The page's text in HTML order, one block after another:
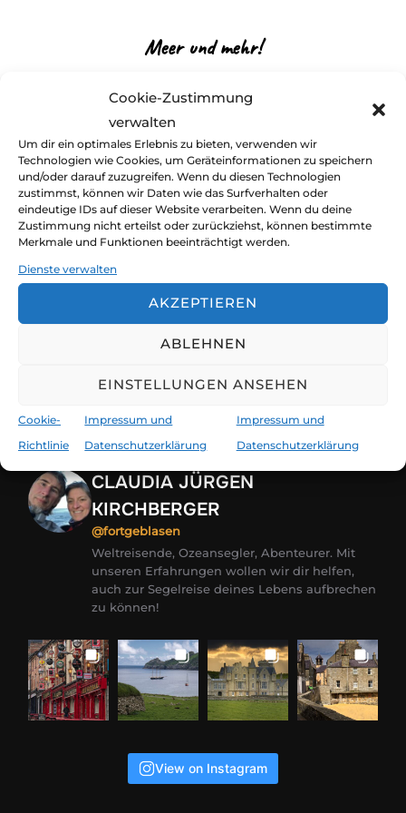
Cookie-Zustimmung
verwalten
Um dir ein optimales Erlebnis zu bieten, verwenden wir
Technologien wie Cookies, um Geräteinformationen zu speichern
und/oder darauf zuzugreifen. Wenn du diesen Technologien
zustimmst, können wir Daten wie das Surfverhalten oder
eindeutige IDs auf dieser Website verarbeiten. Wenn du deine
Zustimmung nicht erteilst oder zurückziehst, können bestimmte
Merkmale und Funktionen beeinträchtigt werden.
Dienste verwalten
AKZEPTIEREN
ABLEHNEN
EINSTELLUNGEN ANSEHEN
Cookie-
Richtlinie
Impressum und
Datenschutzerklärung
Impressum und
Datenschutzerklärung
Meer und mehr!
claudia und jürgen unterwegs
24, 2020
Keine Kommentare
Leise wiegen sich die braunen Äste der großen
Trauerweide im Wind. Sattes Grün schimmert
vom Feld hinterm Garten durch. Die Sonne
lässt den Wald dahinter in ihrem warmen Licht
strahlen. …
CLAUDIA JÜRGEN
KIRCHBERGER
@fortgeblasen
Weltreisende, Ozeansegler, Abenteurer. Mit
unseren Erfahrungen wollen wir dir helfen,
auch zur Segelreise deines Lebens aufbrechen
zu können!
View on Instagram